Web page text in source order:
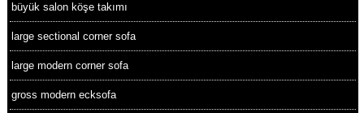
büyük salon köşe takımı
large sectional corner sofa
large modern corner sofa
gross modern ecksofa